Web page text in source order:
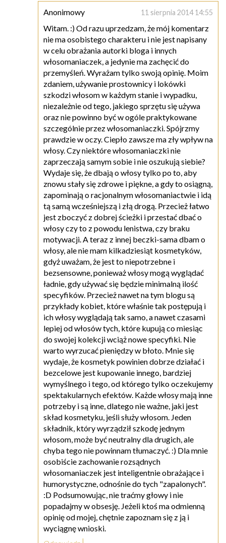
Anonimowy 11 sierpnia 2014 14:55
Witam. :) Od razu uprzedzam, że mój komentarz
nie ma osobistego charakteru i nie jest napisany
w celu obrażania autorki bloga i innych
włosomaniaczek, a jedynie ma zachęcić do
przemyśleń. Wyrażam tylko swoją opinię. Moim
zdaniem, używanie prostownicy i lokówki
szkodzi włosom w każdym stanie i wypadku,
niezależnie od tego, jakiego sprzętu się używa
oraz nie powinno być w ogóle praktykowane
szczególnie przez włosomaniaczki. Spójrzmy
prawdzie w oczy. Ciepło zawsze ma zły wpływ na
włosy. Czy niektóre włosomaniaczki nie
zaprzeczają samym sobie i nie oszukują siebie?
Wydaje się, że dbają o włosy tylko po to, aby
znowu stały się zdrowe i piękne, a gdy to osiągną,
zapominają o racjonalnym włosomaniactwie i idą
tą samą wcześniejszą i złą drogą. Przecież łatwo
jest zboczyć z dobrej ścieżki i przestać dbać o
włosy czy to z powodu lenistwa, czy braku
motywacji. A teraz z innej beczki-sama dbam o
włosy, ale nie mam kilkadziesiąt kosmetyków,
gdyż uważam, że jest to niepotrzebne i
bezsensowne, ponieważ włosy mogą wyglądać
ładnie, gdy używać się będzie minimalną ilość
specyfików. Przecież nawet na tym blogu są
przykłady kobiet, które właśnie tak postępują i
ich włosy wyglądają tak samo, a nawet czasami
lepiej od włosów tych, które kupują co miesiąc
do swojej kolekcji wciąż nowe specyfiki. Nie
warto wyrzucać pieniędzy w błoto. Mnie się
wydaje, że kosmetyk powinien dobrze działać i
bezcelowe jest kupowanie innego, bardziej
wymyślnego i tego, od którego tylko oczekujemy
spektakularnych efektów. Każde włosy mają inne
potrzeby i są inne, dlatego nie ważne, jaki jest
skład kosmetyku, jeśli służy włosom. Jeden
składnik, który wyrządził szkodę jednym
włosom, może być neutralny dla drugich, ale
chyba tego nie powinnam tłumaczyć. :) Dla mnie
osobiście zachowanie rozsądnych
włosomaniaczek jest inteligentnie obrażające i
humorystyczne, odnośnie do tych "zapalonych".
:D Podsumowując, nie traćmy głowy i nie
popadajmy w obsesję. Jeżeli ktoś ma odmienną
opinię od mojej, chętnie zapoznam się z ją i
wyciągnę wnioski.